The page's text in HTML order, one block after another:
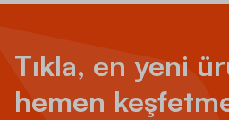
Tıkla, en yeni
hemen